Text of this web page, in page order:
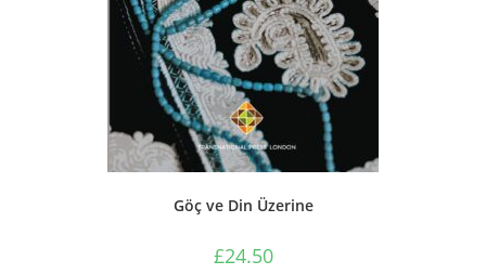
Göç ve Din Üzerine
£24.50